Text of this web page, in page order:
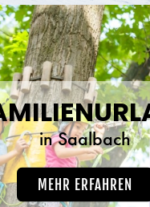
in Saalbach
MEHR ERFAHREN